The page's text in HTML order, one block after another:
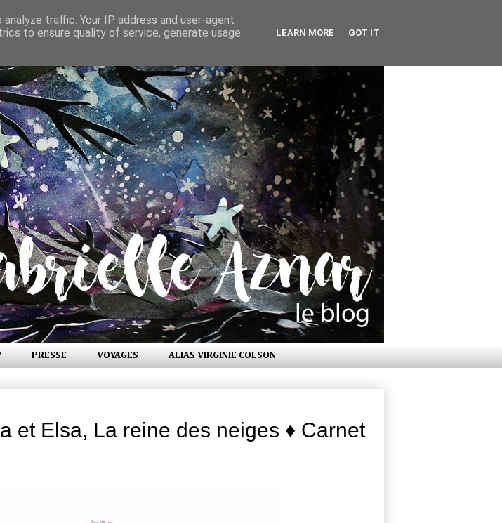
PRESSE VOYAGES ALIAS VIRGINIE COLSON
et Elsa, La reine des neiges ♦ Carnet
traffic. Your IP address and user-agent
to ensure quality of service, generate usage
LEARN MORE GOT IT